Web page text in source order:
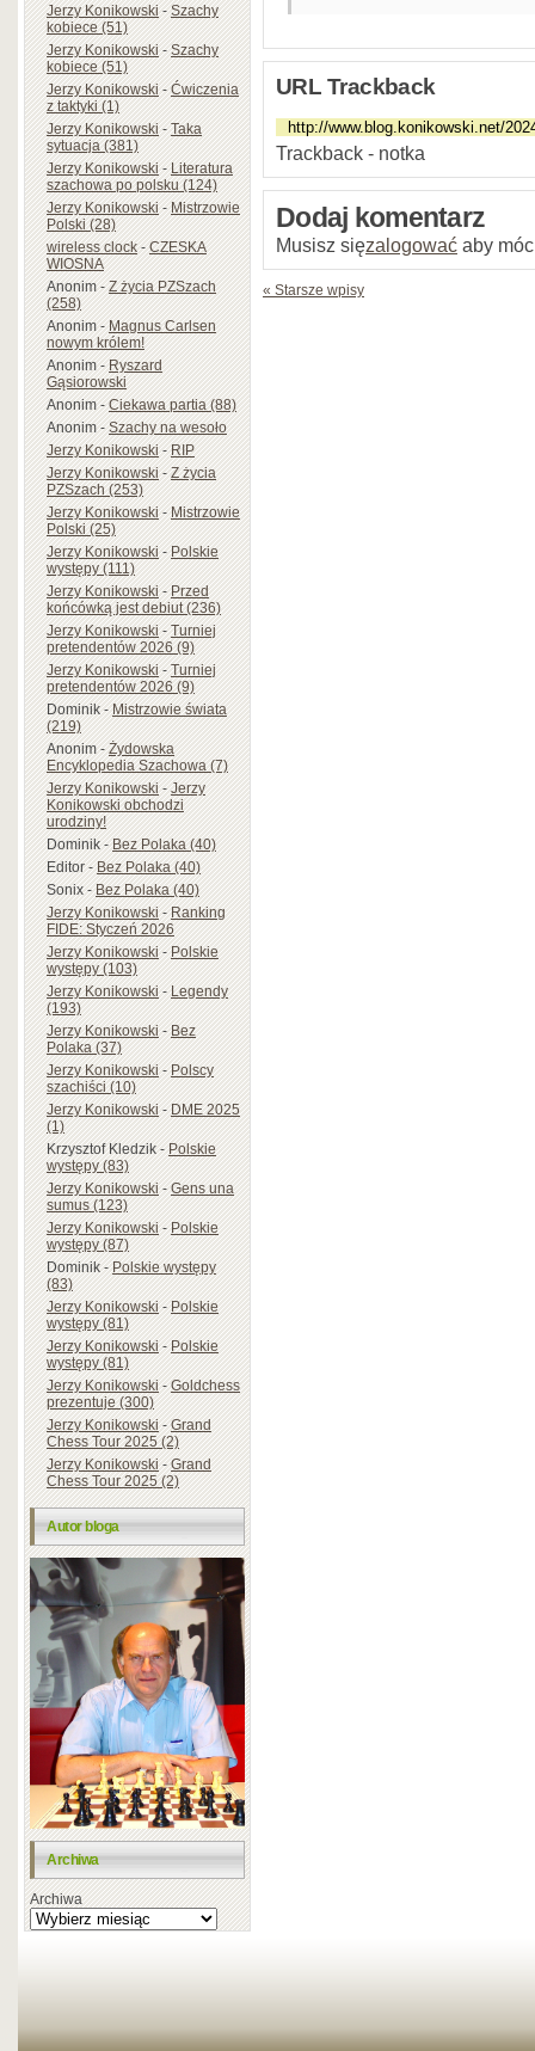
Jerzy Konikowski-Szachy
kobiece (51)
Jerzy Konikowski-Szachy
kobiece (51)
Jerzy Konikowski-Ćwiczenia
z taktyki (1)
Jerzy Konikowski-Taka
sytuacja (381)
Jerzy Konikowski-Literatura
szachowa po polsku (124)
Jerzy Konikowski-Mistrzowie
Polski (28)
wireless clock-CZESKA
WIOSNA
Anonim-Z życia PZSzach
(258)
Anonim-Magnus Carlsen
nowym królem!
Anonim-Ryszard
Gąsiorowski
Anonim-Ciekawa partia (88)
Anonim-Szachy na wesoło
Jerzy Konikowski-RIP
Jerzy Konikowski-Z życia
PZSzach (253)
Jerzy Konikowski-Mistrzowie
Polski (25)
Jerzy Konikowski-Polskie
występy (111)
Jerzy Konikowski-Przed
końcówką jest debiut (236)
Jerzy Konikowski-Turniej
pretendentów 2026 (9)
Jerzy Konikowski-Turniej
pretendentów 2026 (9)
Dominik-Mistrzowie świata
(219)
Anonim-Żydowska
Encyklopedia Szachowa (7)
Jerzy Konikowski-Jerzy
Konikowski obchodzi
urodziny!
Dominik-Bez Polaka (40)
Editor-Bez Polaka (40)
Sonix-Bez Polaka (40)
Jerzy Konikowski-Ranking
FIDE: Styczeń 2026
Jerzy Konikowski-Polskie
występy (103)
Jerzy Konikowski-Legendy
(193)
Jerzy Konikowski-Bez
Polaka (37)
Jerzy Konikowski-Polscy
szachiści (10)
Jerzy Konikowski-DME 2025
(1)
Krzysztof Kledzik-Polskie
występy (83)
Jerzy Konikowski-Gens una
sumus (123)
Jerzy Konikowski-Polskie
występy (87)
Dominik-Polskie występy
(83)
Jerzy Konikowski-Polskie
występy (81)
Jerzy Konikowski-Polskie
występy (81)
Jerzy Konikowski-Goldchess
prezentuje (300)
Jerzy Konikowski-Grand
Chess Tour 2025 (2)
Jerzy Konikowski-Grand
Chess Tour 2025 (2)
Autor bloga
Archiwa
Archiwa
URL Trackback
Trackback - notka
Dodaj komentarz
Musisz sięzalogować aby
« Starsze wpisy